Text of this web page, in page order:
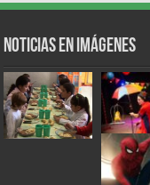
Noticias en Imágenes